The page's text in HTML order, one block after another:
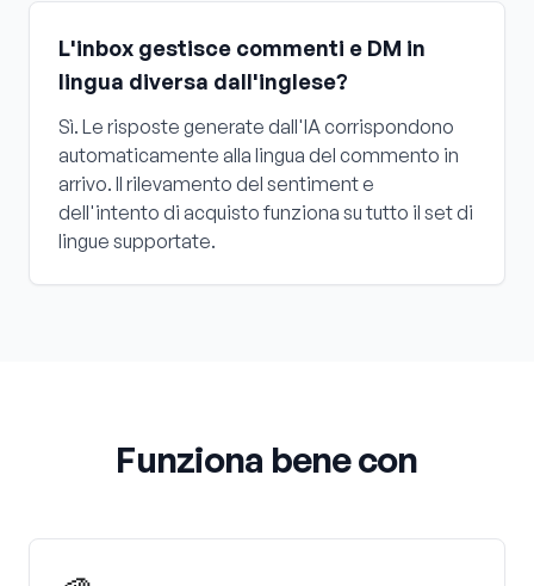
L'inbox gestisce commenti e DM in
lingua diversa dall'inglese?
Sì. Le risposte generate dall'IA corrispondono
automaticamente alla lingua del commento in
arrivo. Il rilevamento del sentiment e
dell'intento di acquisto funziona su tutto il set di
lingue supportate.
Funziona bene con